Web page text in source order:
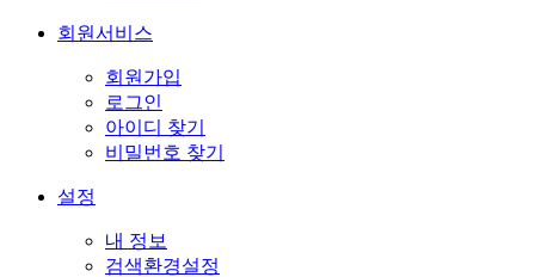
회원서비스
회원가입
로그인
아이디 찾기
비밀번호 찾기
설정
내 정보
검색환경설정